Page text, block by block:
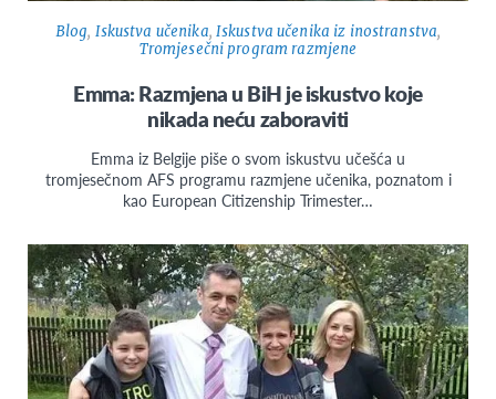
Blog, Iskustva učenika, Iskustva učenika iz inostranstva,
Tromjesečni program razmjene
Emma: Razmjena u BiH je iskustvo koje
nikada neću zaboraviti
Emma iz Belgije piše o svom iskustvu učešća u
tromjesečnom AFS programu razmjene učenika, poznatom i
kao European Citizenship Trimester…